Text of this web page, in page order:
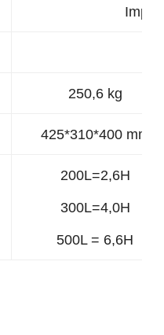
250,6 kg
425*310*400 mm
200L=2,6H
300L=4,0H
500L = 6,6H